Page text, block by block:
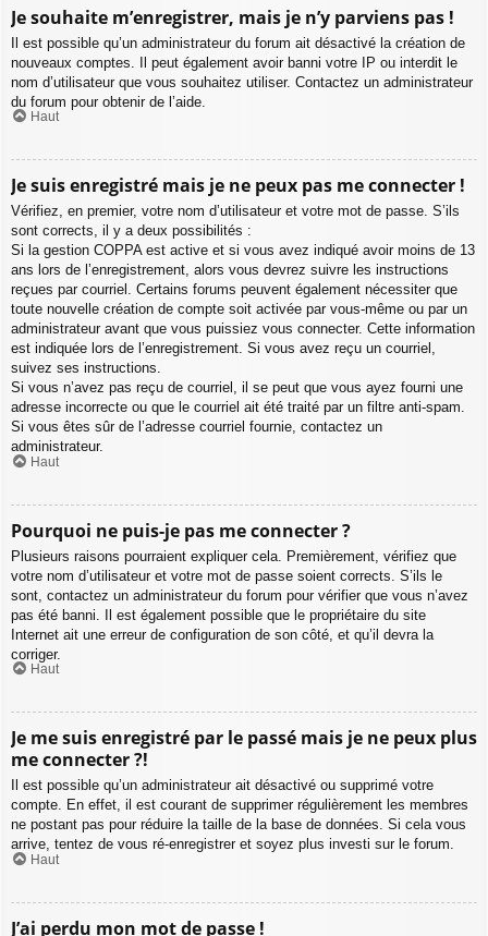
Je souhaite m’enregistrer, mais je n’y parviens pas !
Il est possible qu’un administrateur du forum ait désactivé la création de
nouveaux comptes. Il peut également avoir banni votre IP ou interdit le
nom d’utilisateur que vous souhaitez utiliser. Contactez un administrateur
du forum pour obtenir de l’aide.
Haut
Je suis enregistré mais je ne peux pas me connecter !
Vérifiez, en premier, votre nom d’utilisateur et votre mot de passe. S’ils
sont corrects, il y a deux possibilités :
Si la gestion COPPA est active et si vous avez indiqué avoir moins de 13
ans lors de l’enregistrement, alors vous devrez suivre les instructions
reçues par courriel. Certains forums peuvent également nécessiter que
toute nouvelle création de compte soit activée par vous-même ou par un
administrateur avant que vous puissiez vous connecter. Cette information
est indiquée lors de l’enregistrement. Si vous avez reçu un courriel,
suivez ses instructions.
Si vous n’avez pas reçu de courriel, il se peut que vous ayez fourni une
adresse incorrecte ou que le courriel ait été traité par un filtre anti-spam.
Si vous êtes sûr de l’adresse courriel fournie, contactez un
administrateur.
Haut
Pourquoi ne puis-je pas me connecter ?
Plusieurs raisons pourraient expliquer cela. Premièrement, vérifiez que
votre nom d’utilisateur et votre mot de passe soient corrects. S’ils le
sont, contactez un administrateur du forum pour vérifier que vous n’avez
pas été banni. Il est également possible que le propriétaire du site
Internet ait une erreur de configuration de son côté, et qu’il devra la
corriger.
Haut
Je me suis enregistré par le passé mais je ne peux plus
me connecter ?!
Il est possible qu’un administrateur ait désactivé ou supprimé votre
compte. En effet, il est courant de supprimer régulièrement les membres
ne postant pas pour réduire la taille de la base de données. Si cela vous
arrive, tentez de vous ré-enregistrer et soyez plus investi sur le forum.
Haut
J’ai perdu mon mot de passe !